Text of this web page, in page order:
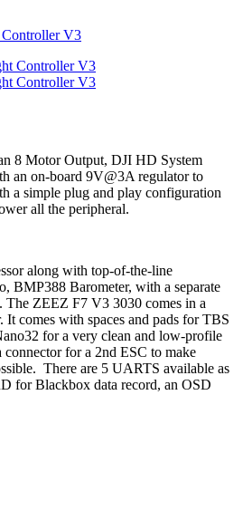
V3
8 Motor Output, DJI HD System
an on-board 9V@3A regulator to
a simple plug and play configuration
all the peripheral.
along with top-of-the-line
BMP388 Barometer, with a separate
The ZEEZ F7 V3 3030 comes in a
It comes with spaces and pads for TBS
for a very clean and low-profile
connector for a 2nd ESC to make
There are 5 UARTS available as
for Blackbox data record, an OSD